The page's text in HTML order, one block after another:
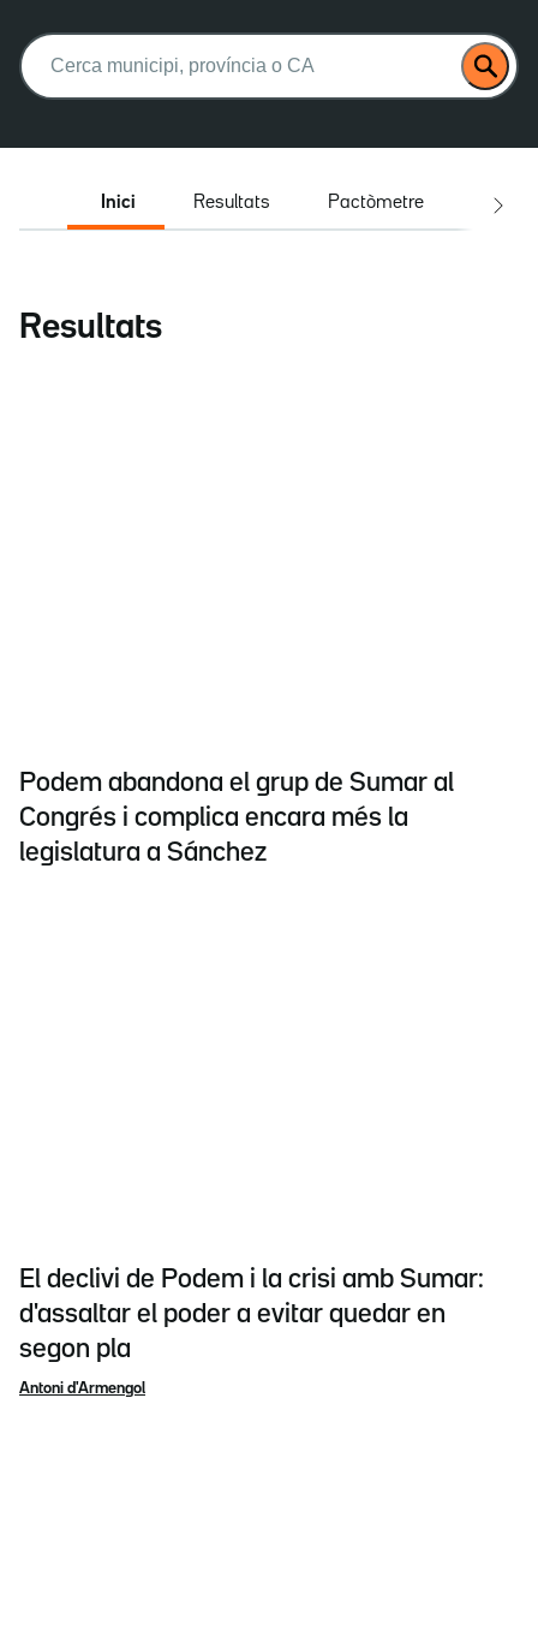
Buscar:
Inici Resultats Pactòmetre
Resultats
Podem abandona el grup de Sumar al
Congrés i complica encara més la
legislatura a Sánchez
El declivi de Podem i la crisi amb Sumar:
d'assaltar el poder a evitar quedar en
segon pla
Antoni d'Armengol